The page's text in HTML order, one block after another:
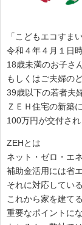
「こどもエコすま
令和４年４月１日
18歳未満のお子さ
もしくはご夫婦の
39歳以下の若者夫
ＺＥＨ住宅の新築
100万円が交付され
ZEHとは
ネット・ゼロ・エ
補助金活用には省
それに対応してい
これから家を建て
重要なポイントにな